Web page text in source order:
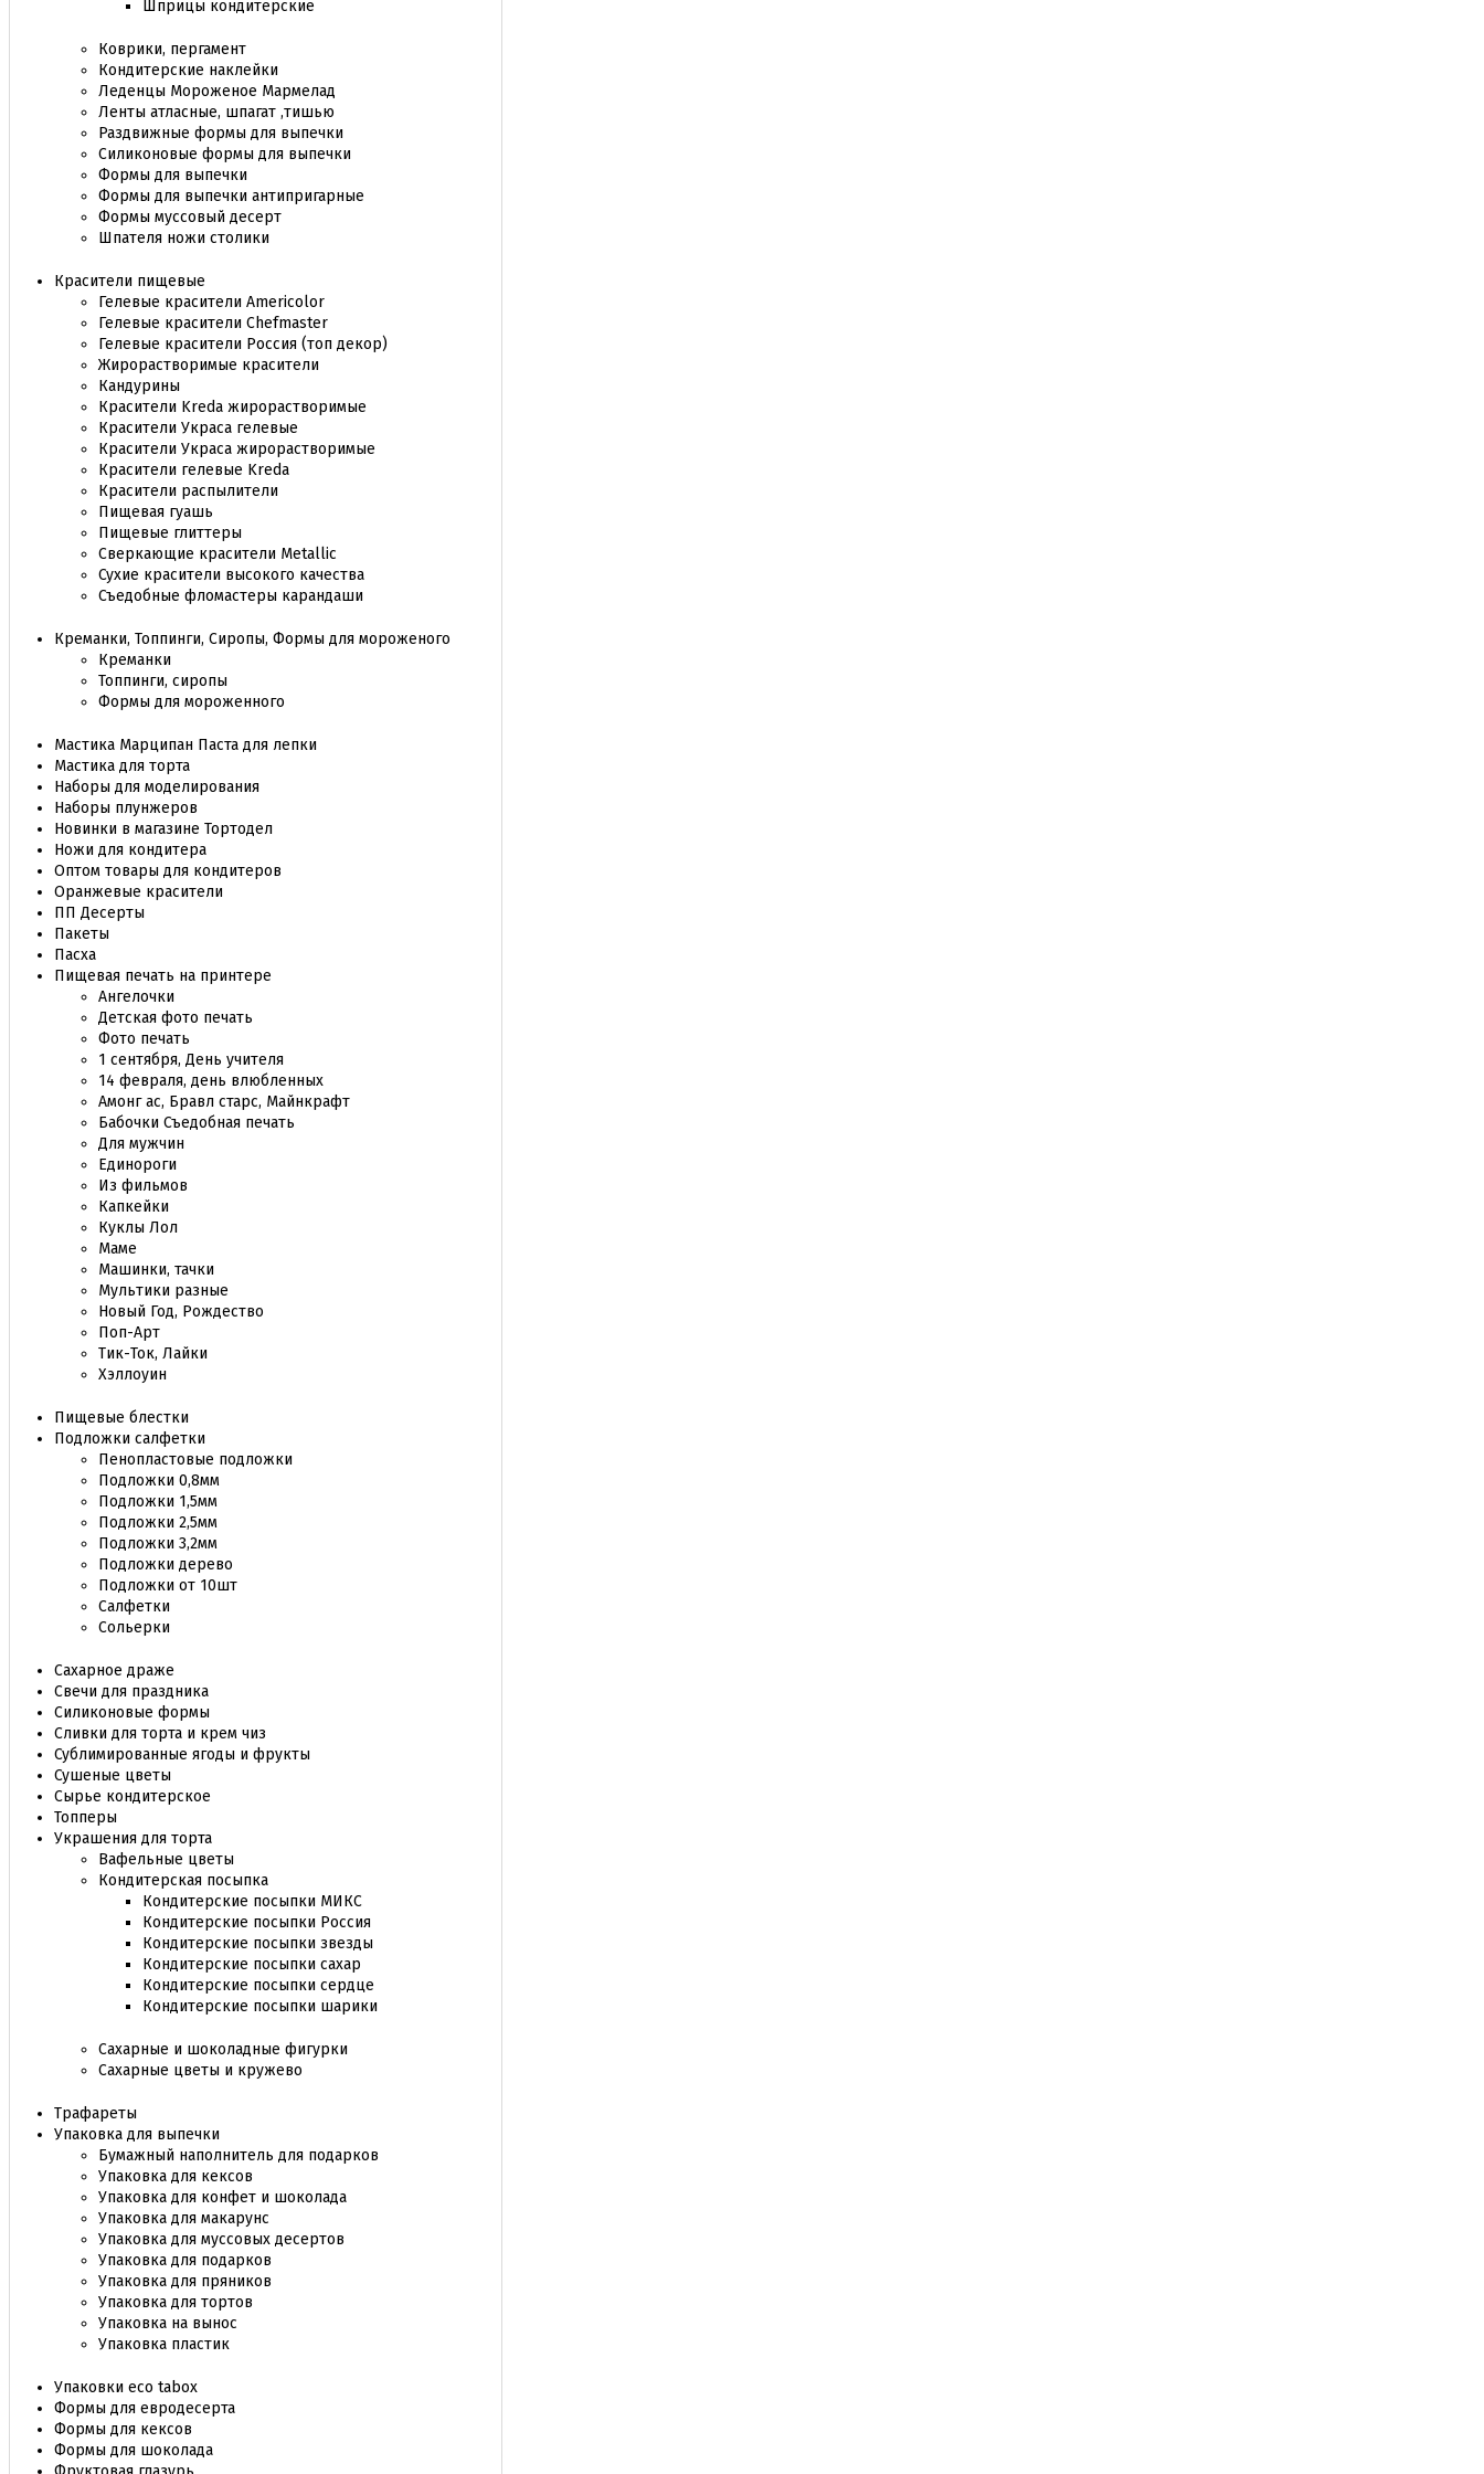
Шприцы кондитерские
Коврики, пергамент
Кондитерские наклейки
Леденцы Мороженое Мармелад
Ленты атласные, шпагат ,тишью
Раздвижные формы для выпечки
Силиконовые формы для выпечки
Формы для выпечки
Формы для выпечки антипригарные
Формы муссовый десерт
Шпателя ножи столики
Красители пищевые
Гелевые красители Americolor
Гелевые красители Chefmaster
Гелевые красители Россия (топ декор)
Жирорастворимые красители
Кандурины
Красители Kreda жирорастворимые
Красители Украса гелевые
Красители Украса жирорастворимые
Красители гелевые Kreda
Красители распылители
Пищевая гуашь
Пищевые глиттеры
Сверкающие красители Metallic
Сухие красители высокого качества
Съедобные фломастеры карандаши
Креманки, Топпинги, Сиропы, Формы для мороженого
Креманки
Топпинги, сиропы
Формы для мороженного
Мастика Марципан Паста для лепки
Мастика для торта
Наборы для моделирования
Наборы плунжеров
Новинки в магазине Тортодел
Ножи для кондитера
Оптом товары для кондитеров
Оранжевые красители
ПП Десерты
Пакеты
Пасха
Пищевая печать на принтере
Ангелочки
Детская фото печать
Фото печать
1 сентября, День учителя
14 февраля, день влюбленных
Амонг ас, Бравл старс, Майнкрафт
Бабочки Съедобная печать
Для мужчин
Единороги
Из фильмов
Капкейки
Куклы Лол
Маме
Машинки, тачки
Мультики разные
Новый Год, Рождество
Поп-Арт
Тик-Ток, Лайки
Хэллоуин
Пищевые блестки
Подложки салфетки
Пенопластовые подложки
Подложки 0,8мм
Подложки 1,5мм
Подложки 2,5мм
Подложки 3,2мм
Подложки дерево
Подложки от 10шт
Салфетки
Сольерки
Сахарное драже
Свечи для праздника
Силиконовые формы
Сливки для торта и крем чиз
Сублимированные ягоды и фрукты
Сушеные цветы
Сырье кондитерское
Топперы
Украшения для торта
Вафельные цветы
Кондитерская посыпка
Кондитерские посыпки МИКС
Кондитерские посыпки Россия
Кондитерские посыпки звезды
Кондитерские посыпки сахар
Кондитерские посыпки сердце
Кондитерские посыпки шарики
Сахарные и шоколадные фигурки
Сахарные цветы и кружево
Трафареты
Упаковка для выпечки
Бумажный наполнитель для подарков
Упаковка для кексов
Упаковка для конфет и шоколада
Упаковка для макарунс
Упаковка для муссовых десертов
Упаковка для подарков
Упаковка для пряников
Упаковка для тортов
Упаковка на вынос
Упаковка пластик
Упаковки eco tabox
Формы для евродесерта
Формы для кексов
Формы для шоколада